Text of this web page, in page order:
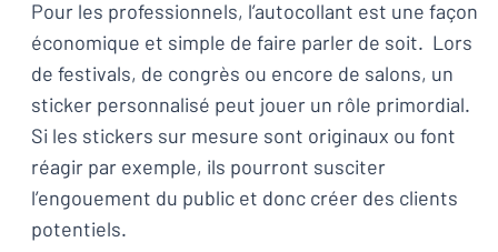
Pour les professionnels, l’autocollant est une façon
économique et simple de faire parler de soit. Lors
de festivals, de congrès ou encore de salons, un
sticker personnalisé peut jouer un rôle primordial.
Si les stickers sur mesure sont originaux ou font
réagir par exemple, ils pourront susciter
l’engouement du public et donc créer des clients
potentiels.